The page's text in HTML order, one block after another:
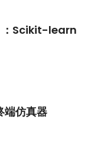
：Scikit-learn
端仿真器